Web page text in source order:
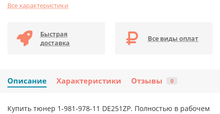
Все характеристики
Быстрая
доставка
Все виды оплат
Описание Характеристики Отзывы 0
Купить тюнер 1-981-978-11 DE251ZP. Полностью в рабочем